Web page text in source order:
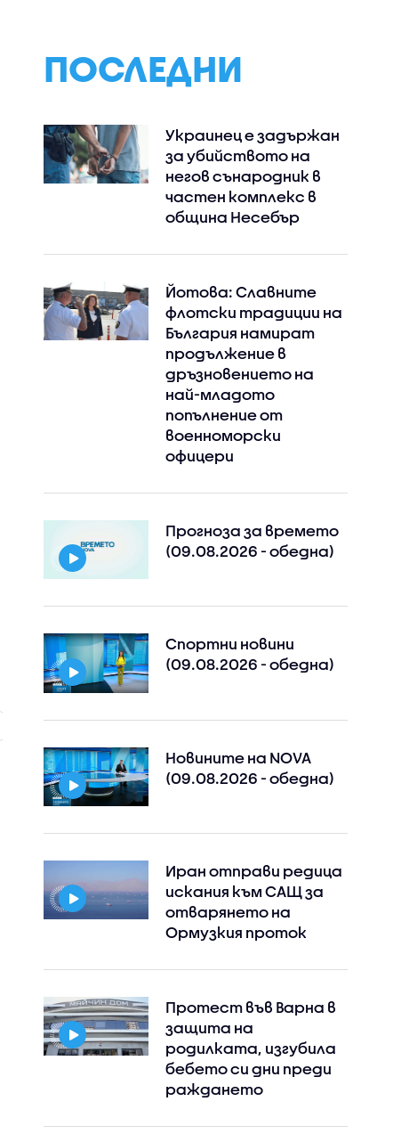
ПОСЛЕДНИ
Украинец е задържан
за убийството на
негов сънародник в
частен комплекс в
община Несебър
Йотова: Славните
флотски традиции на
България намират
продължение в
дръзновението на
най-младото
попълнение от
военноморски
офицери
Прогноза за времето
(09.08.2026 - обедна)
Спортни новини
(09.08.2026 - обедна)
Новините на NOVA
(09.08.2026 - обедна)
Иран отправи редица
искания към САЩ за
отварянето на
Ормузкия проток
Протест във Варна в
защита на
родилката, изгубила
бебето си дни преди
раждането